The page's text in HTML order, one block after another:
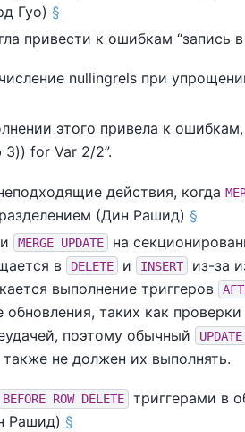
Гуо) §
привести к ошибкам “запись
nullingrels при
этого привела к
3)) for Var 2/2”.
действия, когда
(Дин Рашид) §
MERGE UPDATE на
в DELETE и INSERT
из-за
выполнение триггеров
обновления, таких как
поэтому обычный
UPDATE
также не должен их выполнять.
BEFORE ROW DELETE триггерами в
Рашид) §